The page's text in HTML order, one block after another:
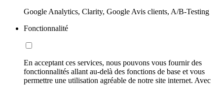
Google Analytics, Clarity, Google Avis clients, A/B-Testing
Fonctionnalité
En acceptant ces services, nous pouvons vous fournir des
fonctionnalités allant au-delà des fonctions de base et vous
permettre une utilisation agréable de notre site internet. Avec